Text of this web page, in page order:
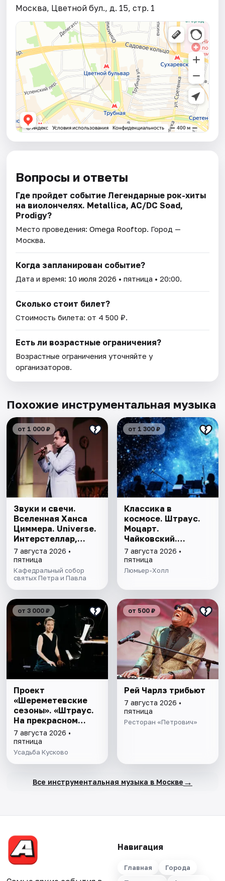
Москва, Цветной бул., д. 15, стр. 1
Вопросы и ответы
Где пройдет событие Легендарные рок-хиты
на виолончелях. Metallica, AC/DC Soad,
Prodigy?
Место проведения:Omega Rooftop. Город —
Москва.
Когда запланирован событие?
Дата и время: 10 июля 2026 • пятница • 20:00.
Сколько стоит билет?
Стоимость билета: от 4 500 ₽.
Есть ли возрастные ограничения?
Возрастные ограничения уточняйте у
организаторов.
Похожие инструментальная музыка
от 1 000 ₽
Звуки и свечи.
Вселенная Ханса
Циммера. Universe.
Интерстеллар,
Пираты Карибского
моря, Гладиатор,
Король лев
7 августа 2026 •
пятница
Кафедральный собор
святых Петра и Павла
от 1 300 ₽
Классика в
космосе. Штраус.
Моцарт.
Чайковский.
Вивальди
7 августа 2026 •
пятница
Люмьер-Холл
от 3 000 ₽
Проект
«Шереметевские
сезоны». «Штраус.
На прекрасном
голубом Дунае.
Бородин.
Половецкие пляски.
7 августа 2026 •
пятница
Усадьба Кусково
от 500 ₽
Рей Чарлз трибьют
7 августа 2026 •
пятница
Ресторан «Петрович»
Все инструментальная музыка в Москве →
Навигация
Главная
Города